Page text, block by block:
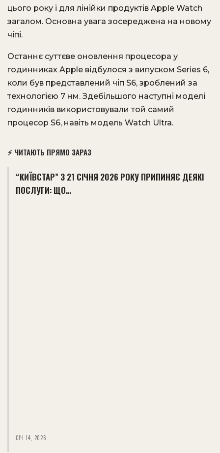
цього року і для лінійки продуктів Apple Watch
загалом. Основна увага зосереджена на новому
чіпі.
Останнє суттєве оновлення процесора у
годинниках Apple відбулося з випуском Series 6,
коли був представлений чіп S6, зроблений за
технологією 7 нм. Здебільшого наступні моделі
годинників використовували той самий
процесор S6, навіть модель Watch Ultra.
⚡ ЧИТАЮТЬ ПРЯМО ЗАРАЗ
“КИЇВСТАР” З 21 СІЧНЯ 2026 РОКУ ПРИПИНЯЄ ДЕЯКІ
ПОСЛУГИ: ЩО…
СІЧ 14, 2026